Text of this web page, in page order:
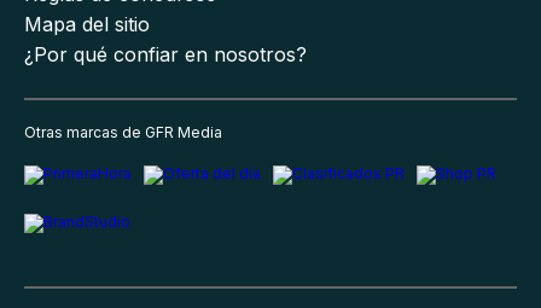
Mapa del sitio
¿Por qué confiar en nosotros?
Otras marcas de GFR Media